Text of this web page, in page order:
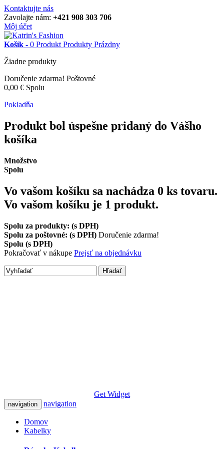
Kontaktujte nás
Zavolajte nám: +421 908 303 706
Môj účet
Košík - 0 Produkt Produkty Prázdny
Žiadne produkty
Doručenie zdarma! Poštovné
0,00 € Spolu
Pokladňa
Produkt bol úspešne pridaný do Vášho
košíka
Množstvo
Spolu
Vo vašom košíku sa nachádza 0 ks tovaru.
Vo vašom košíku je 1 produkt.
Spolu za produkty: (s DPH)
Spolu za poštovné: (s DPH) Doručenie zdarma!
Spolu (s DPH)
Pokračovať v nákupe Prejsť na objednávku
Hľadať
Get Widget
navigation navigation
Domov
Kabelky